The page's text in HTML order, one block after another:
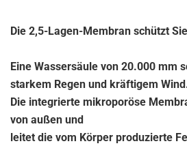
Die 2,5-Lagen-Membran schützt
Eine Wassersäule von 20.000 mm
starkem Regen und kräftigem
Die integrierte mikroporöse
von außen und
leitet die vom Körper produzierte